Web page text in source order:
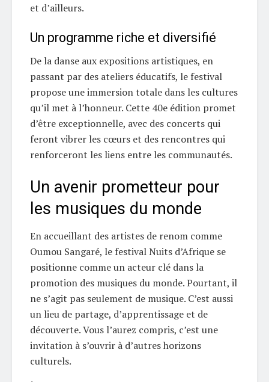
et d’ailleurs.
Un programme riche et diversifié
De la danse aux expositions artistiques, en
passant par des ateliers éducatifs, le festival
propose une immersion totale dans les cultures
qu’il met à l’honneur. Cette 40e édition promet
d’être exceptionnelle, avec des concerts qui
feront vibrer les cœurs et des rencontres qui
renforceront les liens entre les communautés.
Un avenir prometteur pour
les musiques du monde
En accueillant des artistes de renom comme
Oumou Sangaré, le festival Nuits d’Afrique se
positionne comme un acteur clé dans la
promotion des musiques du monde. Pourtant, il
ne s’agit pas seulement de musique. C’est aussi
un lieu de partage, d’apprentissage et de
découverte. Vous l’aurez compris, c’est une
invitation à s’ouvrir à d’autres horizons
culturels.